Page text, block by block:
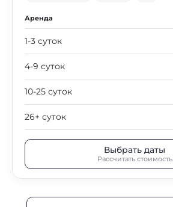
Аренда
1-3 суток
4-9 суток
10-25 суток
26+ суток
Выбрать даты
Рассчитать стоимость